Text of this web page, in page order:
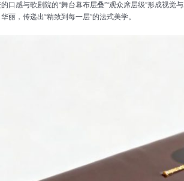
口感与歌剧院的“舞台幕布层叠”“观众席层级”形成视
丽，传递出“精致到每一层”的法式美学。